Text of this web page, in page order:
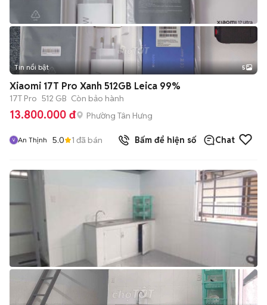
Tin nổi bật 5
Xiaomi 17T Pro Xanh 512GB Leica 99%
17T Pro 512 GB Còn bảo hành
13.800.000 đ Phường Tân Hưng
An Thịnh 5.0 1 đã bán Bấm để hiện số Chat